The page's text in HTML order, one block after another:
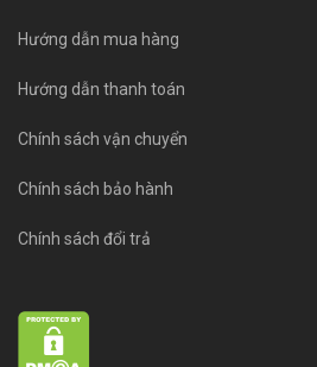
Hướng dẫn mua hàng
Hướng dẫn thanh toán
Chính sách vận chuyển
Chính sách bảo hành
Chính sách đổi trả